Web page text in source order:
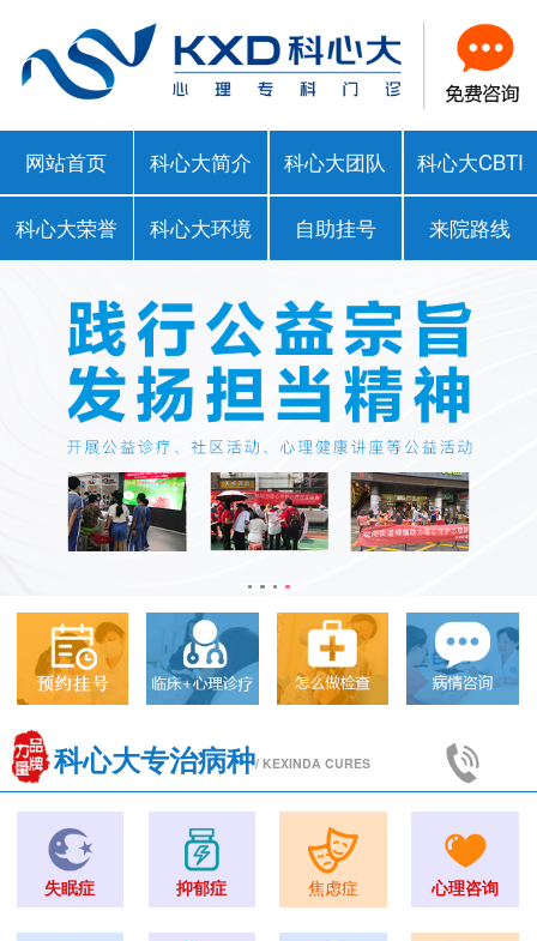
网站首页 科心大简介 科心大团队 科心大CBTI
科心大荣誉 科心大环境 自助挂号 来院路线
科心大专治病种/ KEXINDA CURES
失眠症 抑郁症 焦虑症 心理咨询